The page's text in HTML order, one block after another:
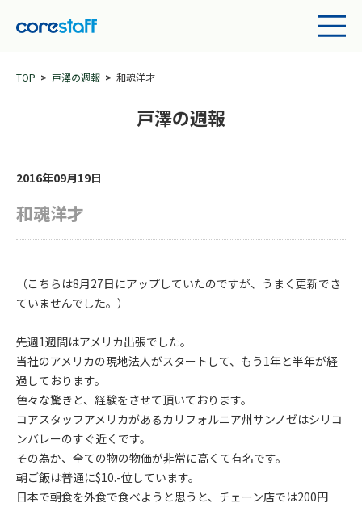
TOP 戸澤の週報 和魂洋才
戸澤の週報
2016年09月19日
和魂洋才
（こちらは8月27日にアップしていたのですが、うまく更新でき
ていませんでした。）
先週1週間はアメリカ出張でした。
当社のアメリカの現地法人がスタートして、もう1年と半年が経
過しております。
色々な驚きと、経験をさせて頂いております。
コアスタッフアメリカがあるカリフォルニア州サンノゼはシリコ
ンバレーのすぐ近くです。
その為か、全ての物の物価が非常に高くて有名です。
朝ご飯は普通に$10.-位しています。
日本で朝食を外食で食べようと思うと、チェーン店では200円